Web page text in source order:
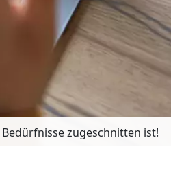
zugeschnitten ist!